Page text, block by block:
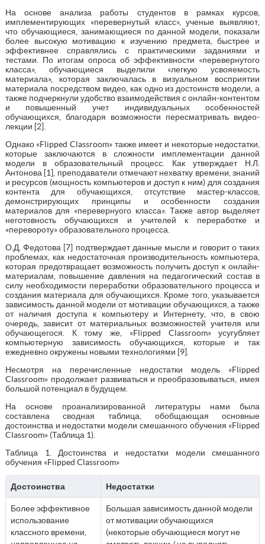
На основе анализа работы студентов в рамках курсов,
имплементирующих «перевернутый класс», ученые выявляют,
что обучающиеся, занимающиеся по данной модели, показали
более высокую мотивацию к изучению предмета, быстрее и
эффективнее справлялись с практическими заданиями и
тестами. По итогам опроса об эффективности «перевернутого
класса», обучающиеся выделили «легкую усвояемость
материала», которая заключалась в визуальном восприятии
материала посредством видео, как одно из достоинств модели, а
также подчеркнули удобство взаимодействия с онлайн-контентом
и повышенный учет индивидуальных особенностей
обучающихся, благодаря возможности пересматривать видео-
лекции [2].
Однако «Flipped Classroom» также имеет и некоторые недостатки,
которые заключаются в сложности имплементации данной
модели в образовательный процесс. Как утверждает Н.Л.
Антонова [1], преподаватели отмечают нехватку времени, знаний
и ресурсов (мощность компьютеров и доступ к ним) для создания
контента для обучающихся, отсутствие мастер-классов,
демонстрирующих принципы и особенности создания
материалов для «перевернуого класса». Также автор выделяет
неготовность обучающихся и учителей к переработке и
«перевороту» образовательного процесса.
О.Д. Федотова [7] подтверждает данные мысли и говорит о таких
проблемах, как недостаточная производительность компьютера,
которая предотвращает возможность получить доступ к онлайн-
материалам, повышение давления на педагогический состав в
силу необходимости переработки образовательного процесса и
создания материала для обучающихся. Кроме того, указывается
зависимость данной модели от мотивации обучающихся, а также
от наличия доступа к компьютеру и Интернету, что, в свою
очередь, зависит от материальных возможностей учителя или
обучающегося. К тому же, «Flipped Classroom» усугубляет
компьютерную зависимость обучающихся, которые и так
ежедневно окружены новыми технологиями [9].
Несмотря на перечисленные недостатки модель «Flipped
Classroom» продолжает развиваться и преобразовываться, имея
большой потенциал в будущем.
На основе проанализированной литературы нами была
составлена сводная таблица, обобщающая основные
достоинства и недостатки модели смешанного обучения «Flipped
Classroom» (Таблица 1).
Таблица 1. Достоинства и недостатки модели смешанного
обучения «Flipped Classroom»
Достоинства Недостатки
Более эффективное
использование
классного времени,
Большая зависимость данной модели
от мотивации обучающихся
(некоторые обучающиеся могут не